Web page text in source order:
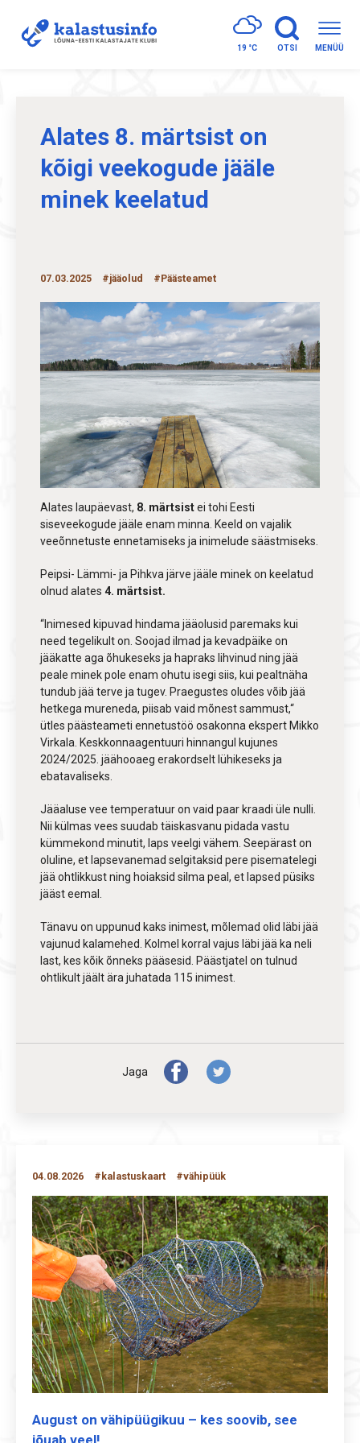
19 °C OTSI MENÜÜ
Alates 8. märtsist on
kõigi veekogude jääle
minek keelatud
07.03.2025 #jääolud #Päästeamet
Alates laupäevast, 8. märtsistei tohi Eesti
siseveekogude jääle enam minna. Keeld on vajalik
veeõnnetuste ennetamiseks ja inimelude säästmiseks.
Peipsi- Lämmi- ja Pihkva järve jääle minek on keelatud
olnud alates 4. märtsist.
“Inimesed kipuvad hindama jääolusid paremaks kui
need tegelikult on. Soojad ilmad ja kevadpäike on
jääkatte aga õhukeseks ja hapraks lihvinud ning jää
peale minek pole enam ohutu isegi siis, kui pealtnäha
tundub jää terve ja tugev. Praegustes oludes võib jää
hetkega mureneda, piisab vaid mõnest sammust,“
ütles päästeameti ennetustöö osakonna ekspert Mikko
Virkala. Keskkonnaagentuuri hinnangul kujunes
2024/2025. jäähooaeg erakordselt lühikeseks ja
ebatavaliseks.
Jääaluse vee temperatuur on vaid paar kraadi üle nulli.
Nii külmas vees suudab täiskasvanu pidada vastu
kümmekond minutit, laps veelgi vähem. Seepärast on
oluline, et lapsevanemad selgitaksid pere pisematelegi
jää ohtlikkust ning hoiaksid silma peal, et lapsed püsiks
jääst eemal.
Tänavu on uppunud kaks inimest, mõlemad olid läbi jää
vajunud kalamehed. Kolmel korral vajus läbi jää ka neli
last, kes kõik õnneks pääsesid. Päästjatel on tulnud
ohtlikult jäält ära juhatada 115 inimest.
Jaga
04.08.2026 #kalastuskaart #vähipüük
August on vähipüügikuu – kes soovib, see